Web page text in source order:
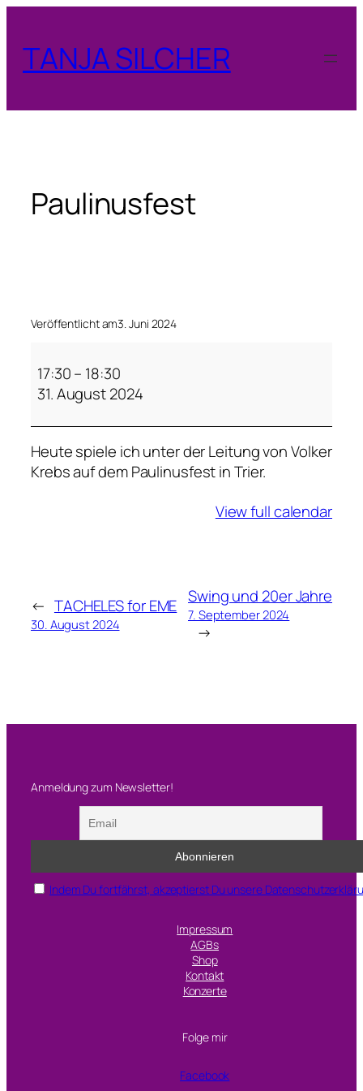
springen
TANJA SILCHER
Paulinusfest
Veröffentlicht am3. Juni 2024
u
i
n
u
17:30– 18:30
31. August 2024
Heute spiele ich unter der Leitung von Volker
Krebs auf dem Paulinusfest in Trier.
View full calendar
← TACHELES for EME
30. August 2024
Swing und 20er Jahre
7. September 2024
→
Anmeldung zum Newsletter!
Indem Du fortfährst, akzeptierst Du unsere
Impressum
AGBs
Shop
Kontakt
Konzerte
Folge mir
Facebook